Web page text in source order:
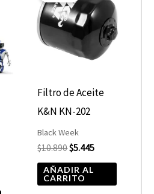
Filtro de Aceite
K&N KN-202
Black Week
$10.890
era:
$10.890.
$5.445
es:
$5.445.
AÑADIR AL
CARRITO